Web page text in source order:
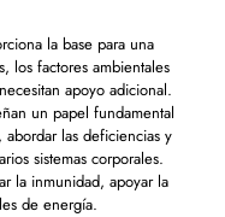
la base para una
los factores ambientales
apoyo adicional.
un papel fundamental
las deficiencias y
sistemas corporales.
la inmunidad, apoyar la
de energía.